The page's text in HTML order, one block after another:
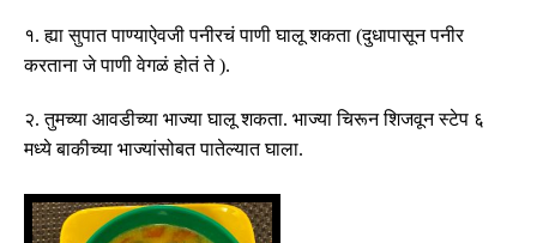
१.ह्या सुपात पाण्याऐवजी पनीरचं पाणी घालू शकता (दुधापासून पनीर
करताना जे पाणी वेगळं होतं ते).
२.तुमच्या आवडीच्या भाज्या घालू शकता. भाज्या चिरून शिजवून स्टेप ६
मध्ये बाकीच्या भाज्यांसोबत पातेल्यात घाला.